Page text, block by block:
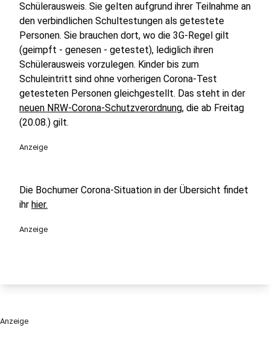
Schülerausweis. Sie gelten aufgrund ihrer Teilnahme an
den verbindlichen Schultestungen als getestete
Personen. Sie brauchen dort, wo die 3G-Regel gilt
(geimpft - genesen - getestet), lediglich ihren
Schülerausweis vorzulegen. Kinder bis zum
Schuleintritt sind ohne vorherigen Corona-Test
getesteten Personen gleichgestellt. Das steht in der
neuen NRW-Corona-Schutzverordnung, die ab Freitag
(20.08.) gilt.
Anzeige
Die Bochumer Corona-Situation in der Übersicht findet
ihr hier.
Anzeige
Anzeige